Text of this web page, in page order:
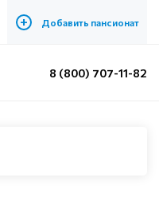
+ Добавить пансионат
8 (800) 707-11-82